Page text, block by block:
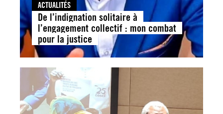
ACTUALITÉS
De l’indignation solitaire à
l’engagement collectif : mon combat
pour la justice